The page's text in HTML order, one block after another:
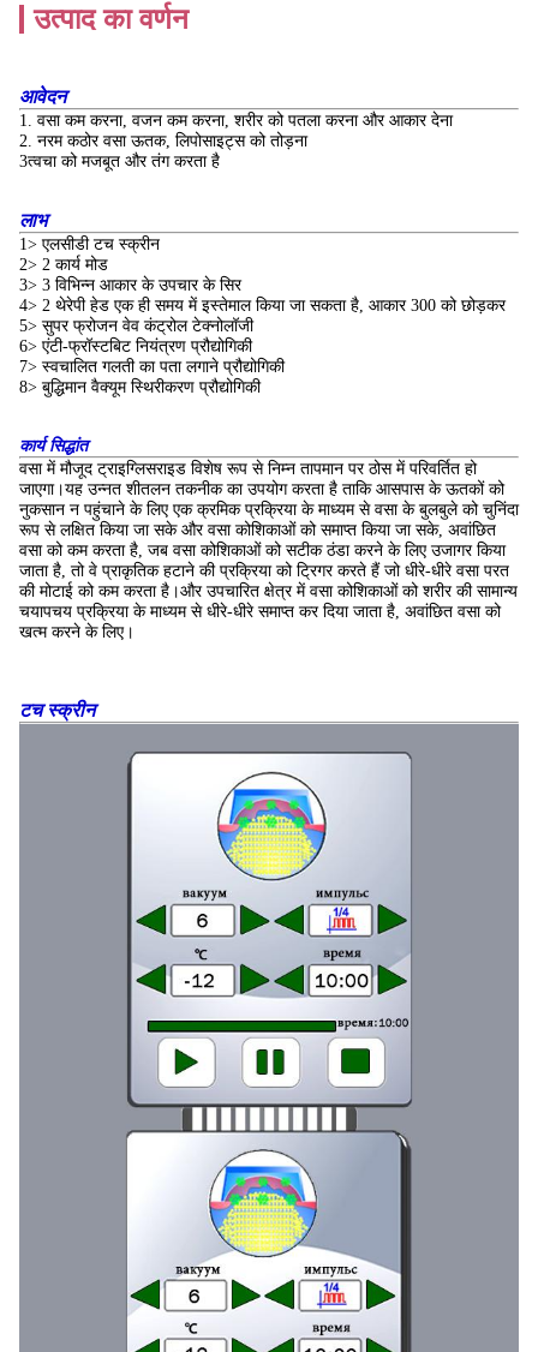
उत्पाद का वर्णन
आवेदन
1. वसा कम करना, वजन कम करना, शरीर को पतला करना और आकार देना
2. नरम कठोर वसा ऊतक, लिपोसाइट्स को तोड़ना
3त्वचा को मजबूत और तंग करता है
लाभ
1> एलसीडी टच स्क्रीन
2> 2 कार्य मोड
3> 3 विभिन्न आकार के उपचार के सिर
4> 2 थेरेपी हेड एक ही समय में इस्तेमाल किया जा सकता है, आकार 300 को छोड़कर
5> सुपर फ्रोजन वेव कंट्रोल टेक्नोलॉजी
6> एंटी-फ्रॉस्टबिट नियंत्रण प्रौद्योगिकी
7> स्वचालित गलती का पता लगाने प्रौद्योगिकी
8> बुद्धिमान वैक्यूम स्थिरीकरण प्रौद्योगिकी
कार्य सिद्धांत
वसा में मौजूद ट्राइग्लिसराइड विशेष रूप से निम्न तापमान पर ठोस में परिवर्तित हो
जाएगा।यह उन्नत शीतलन तकनीक का उपयोग करता है ताकि आसपास के ऊतकों को
नुकसान न पहुंचाने के लिए एक क्रमिक प्रक्रिया के माध्यम से वसा के बुलबुले को चुनिंदा
रूप से लक्षित किया जा सके और वसा कोशिकाओं को समाप्त किया जा सके, अवांछित
वसा को कम करता है, जब वसा कोशिकाओं को सटीक ठंडा करने के लिए उजागर किया
जाता है, तो वे प्राकृतिक हटाने की प्रक्रिया को ट्रिगर करते हैं जो धीरे-धीरे वसा परत
की मोटाई को कम करता है।और उपचारित क्षेत्र में वसा कोशिकाओं को शरीर की सामान्य
चयापचय प्रक्रिया के माध्यम से धीरे-धीरे समाप्त कर दिया जाता है, अवांछित वसा को
खत्म करने के लिए।
टच स्क्रीन